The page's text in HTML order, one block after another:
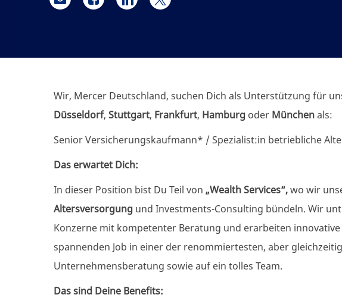
Teilen per E-Mail
Teilen über Facebook
Teilen über LinkedIn
Teilen über Twitter
Wir, Mercer Deutschland, suchen Dich als Unterstützung für
Düsseldorf, Stuttgart, Frankfurt, Hamburg oder Münchenals:
Senior Versicherungskaufmann* / Spezialist:in betriebliche
Das erwartet Dich:
In dieser Position bist Du Teil von „Wealth Services“,wo wir
Altersversorgung und Investments-Consulting bündeln. Wir
Konzerne mit kompetenter Beratung und erarbeiten innovative
spannenden Job in einer der renommiertesten, aber
Unternehmensberatung sowie auf ein tolles Team.
Das sind Deine Benefits: